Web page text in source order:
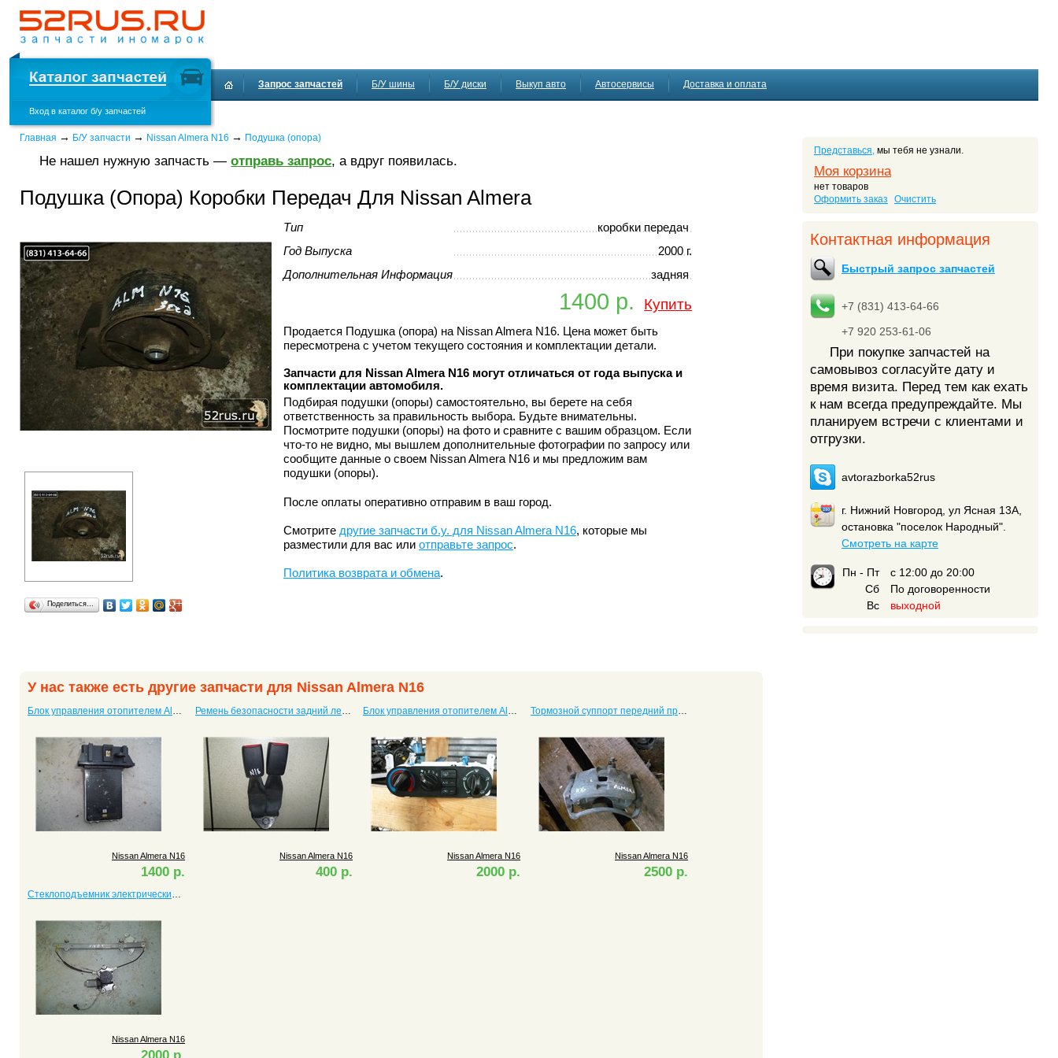
Вход в каталог б/у запчастей
Запрос запчастей Б/У шины Б/У диски Выкуп авто Автосервисы Доставка и оплата
Представься, мы тебя не узнали.
Моя корзина
нет товаров
Оформить заказ
Очистить
Контактная информация
Быстрый запрос запчастей
+7 (831) 413-64-66
+7 920 253-61-06
При покупке запчастей на
самовывоз согласуйте дату и
время визита. Перед тем как ехать
к нам всегда предупреждайте. Мы
планируем встречи с клиентами и
отгрузки.
avtorazborka52rus
г. Нижний Новгород, ул Ясная 13А,
остановка "поселок Народный".
Смотреть на карте
Пн - Пт
с 12:00 до 20:00
Сб
По договоренности
Вс
выходной
Главная → Б/У запчасти → Nissan Almera N16 → Подушка (опора)
Не нашел нужную запчасть —отправь запрос, а вдруг появилась.
Подушка (Опора) Коробки Передач Для Nissan Almera
Тип
коробки передач
Год Выпуска
2000 г.
Дополнительная Информация
задняя
1400 р. Купить
Продается Подушка (опора) на Nissan Almera N16. Цена может быть
пересмотрена с учетом текущего состояния и комплектации детали.
Запчасти для Nissan Almera N16 могут отличаться от года выпуска и
комплектации автомобиля.
Подбирая подушки (опоры) самостоятельно, вы берете на себя
ответственность за правильность выбора. Будьте внимательны.
Посмотрите подушки (опоры) на фото и сравните с вашим образцом. Если
что-то не видно, мы вышлем дополнительные фотографии по запросу или
сообщите данные о своем Nissan Almera N16 и мы предложим вам
подушки (опоры).
После оплаты оперативно отправим в ваш город.
Смотрите другие запчасти б.у. для Nissan Almera N16, которые мы
разместили для вас или отправьте запрос.
Политика возврата и обмена.
Поделиться…
У нас также есть другие запчасти для Nissan Almera N16
Блок управления отопителем Almera
Nissan Almera N16
1400 р.
Ремень безопасности задний левый Almera
Nissan Almera N16
400 р.
Блок управления отопителем Almera N16 27510BN007
Nissan Almera N16
2000 р.
Тормозной суппорт передний правый Almera
Nissan Almera N16
2500 р.
Стеклоподъемник электрический передний правый Almera
Nissan Almera N16